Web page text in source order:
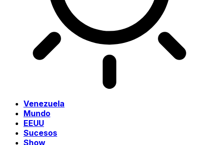
Venezuela
Mundo
EEUU
Sucesos
Show